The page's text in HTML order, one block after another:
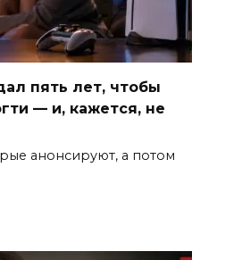
пять лет, чтобы
— и, кажется, не
анонсируют, а потом